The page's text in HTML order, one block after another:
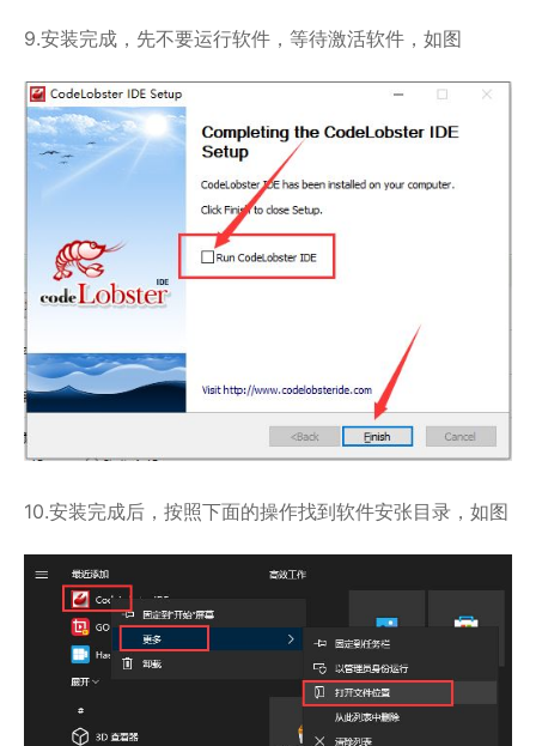
9.安装完成，先不要运行软件，等待激活软件，如图
10.安装完成后，按照下面的操作找到软件安张目录，如图